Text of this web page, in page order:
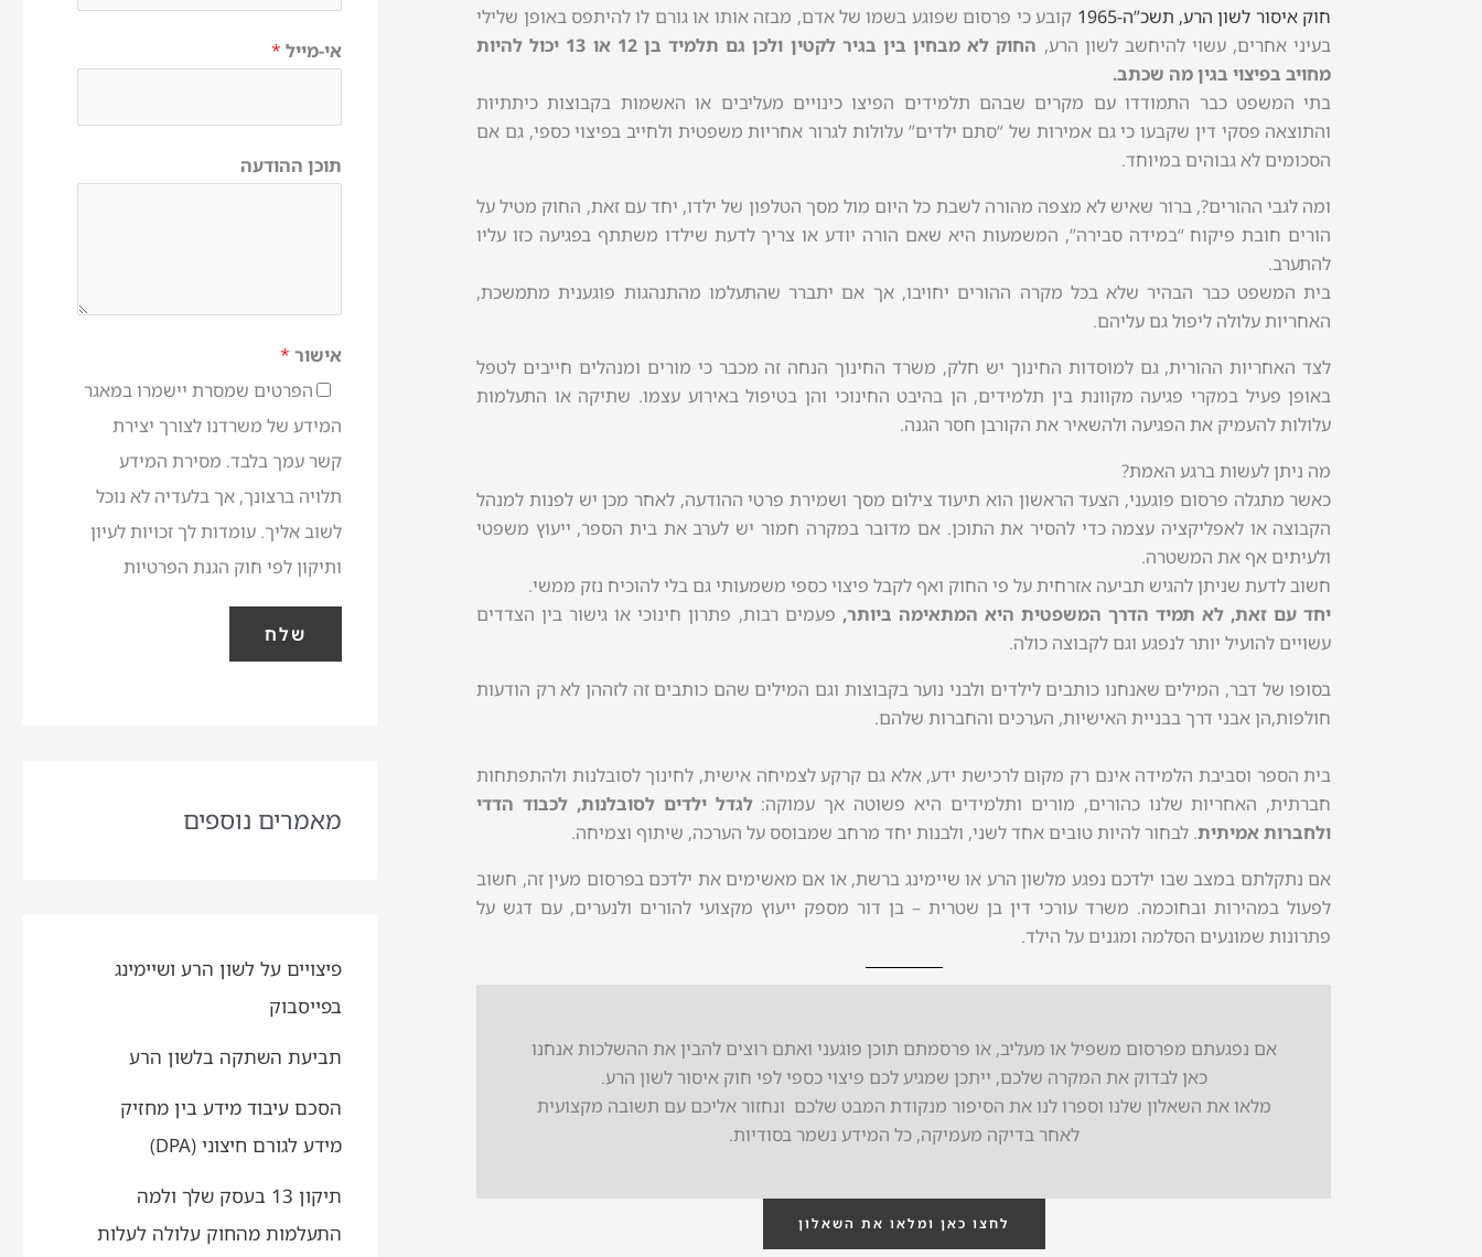
חוק איסור לשון הרע, תשכ”ה-1965
קובע כי פרסום שפוגע בשמו של אדם, מבזה אותו או גורם לו להיתפס באופן שלילי
בעיני אחרים, עשוי להיחשב לשון הרע,
החוק לא מבחין בין בגיר לקטין ולכן גם תלמיד בן 12 או 13 יכול להיות
מחויב בפיצוי בגין מה שכתב.
בתי המשפט כבר התמודדו עם מקרים שבהם תלמידים הפיצו כינויים מעליבים או האשמות בקבוצות כיתתיות
והתוצאה פסקי דין שקבעו כי גם אמירות של “סתם ילדים” עלולות לגרור אחריות משפטית ולחייב בפיצוי כספי, גם אם
הסכומים לא גבוהים במיוחד.
ומה לגבי ההורים?, ברור שאיש לא מצפה מהורה לשבת כל היום מול מסך הטלפון של ילדו, יחד עם זאת, החוק מטיל על
הורים חובת פיקוח “במידה סבירה”, המשמעות היא שאם הורה יודע או צריך לדעת שילדו משתתף בפגיעה כזו עליו
להתערב.
בית המשפט כבר הבהיר שלא בכל מקרה ההורים יחויבו, אך אם יתברר שהתעלמו מהתנהגות פוגענית מתמשכת,
האחריות עלולה ליפול גם עליהם.
לצד האחריות ההורית, גם למוסדות החינוך יש חלק, משרד החינוך הנחה זה מכבר כי מורים ומנהלים חייבים לטפל
באופן פעיל במקרי פגיעה מקוונת בין תלמידים, הן בהיבט החינוכי והן בטיפול באירוע עצמו. שתיקה או התעלמות
עלולות להעמיק את הפגיעה ולהשאיר את הקורבן חסר הגנה.
מה ניתן לעשות ברגע האמת?
כאשר מתגלה פרסום פוגעני, הצעד הראשון הוא תיעוד צילום מסך ושמירת פרטי ההודעה, לאחר מכן יש לפנות למנהל
הקבוצה או לאפליקציה עצמה כדי להסיר את התוכן. אם מדובר במקרה חמור יש לערב את בית הספר, ייעוץ משפטי
ולעיתים אף את המשטרה.
חשוב לדעת שניתן להגיש תביעה אזרחית על פי החוק ואף לקבל פיצוי כספי משמעותי גם בלי להוכיח נזק ממשי.
יחד עם זאת, לא תמיד הדרך המשפטית היא המתאימה ביותר, פעמים רבות, פתרון חינוכי או גישור בין הצדדים
עשויים להועיל יותר לנפגע וגם לקבוצה כולה.
בסופו של דבר, המילים שאנחנו כותבים לילדים ולבני נוער בקבוצות וגם המילים שהם כותבים זה לזההן לא רק הודעות
חולפות,הן אבני דרך בבניית האישיות, הערכים והחברות שלהם.
בית הספר וסביבת הלמידה אינם רק מקום לרכישת ידע, אלא גם קרקע לצמיחה אישית, לחינוך לסובלנות ולהתפתחות
חברתית, האחריות שלנו כהורים, מורים ותלמידים היא פשוטה אך עמוקה:לגדל ילדים לסובלנות, לכבוד הדדי
ולחברות אמיתית. לבחור להיות טובים אחד לשני, ולבנות יחד מרחב שמבוסס על הערכה, שיתוף וצמיחה.
אם נתקלתם במצב שבו ילדכם נפגע מלשון הרע או שיימינג ברשת, או אם מאשימים את ילדכם בפרסום מעין זה, חשוב
לפעול במהירות ובחוכמה. משרד עורכי דין בן שטרית – בן דור מספק ייעוץ מקצועי להורים ולנערים, עם דגש על
פתרונות שמונעים הסלמה ומגנים על הילד.
אם נפגעתם מפרסום משפיל או מעליב, או פרסמתם תוכן פוגעני ואתם רוצים להבין את ההשלכות אנחנו
כאן לבדוק את המקרה שלכם, ייתכן שמגיע לכם פיצוי כספי לפי חוק איסור לשון הרע.
מלאו את השאלון שלנו וספרו לנו את הסיפור מנקודת המבט שלכם ונחזור אליכם עם תשובה מקצועית
לאחר בדיקה מעמיקה, כל המידע נשמר בסודיות.
לחצו כאן ומלאו את השאלון
אי-מייל *
תוכן ההודעה
אישור *
הפרטים שמסרת יישמרו במאגר
המידע של משרדנו לצורך יצירת
קשר עמך בלבד. מסירת המידע
תלויה ברצונך, אך בלעדיה לא נוכל
לשוב אליך. עומדות לך זכויות לעיון
ותיקון לפי חוק הגנת הפרטיות
שלח
מאמרים נוספים
פיצויים על לשון הרע ושיימינג
בפייסבוק
תביעת השתקה בלשון הרע
הסכם עיבוד מידע בין מחזיק
מידע לגורם חיצוני (DPA)
תיקון 13 בעסק שלך ולמה
התעלמות מהחוק עלולה לעלות